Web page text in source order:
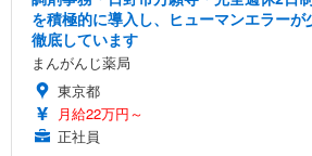
を積極的に導入し、ヒューマンエラー
徹底しています
まんがんじ薬局
東京都
月給22万円～
正社員